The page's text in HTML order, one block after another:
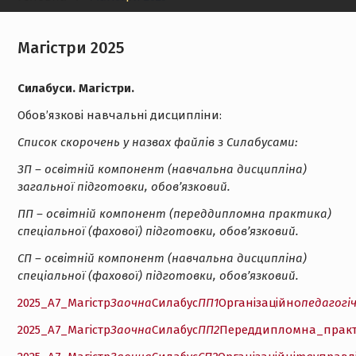
Магістри 2025
Силабуси. Магістри.
Обов’язкові навчальні дисципліни:
Список скорочень у назвах файлів з Силабусами:
ЗП – освітній компонент (навчальна дисципліна)
загальної підготовки, обов’язковий.
ПП – освітній компонент (переддипломна практика)
спеціальної (фахової) підготовки, обов’язковий.
СП – освітній компонент (навчальна дисципліна)
спеціальної (фахової) підготовки, обов’язковий.
2025_А7_МагістрЗаочнаСилабусПП1Організаційно
2025_А7_МагістрЗаочнаСилабусПП2